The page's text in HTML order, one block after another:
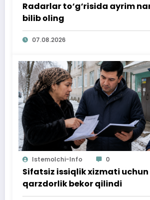
Radarlar to‘g‘risida ayrim
bilib oling
07.08.2026
Istemolchi-Info 0
Sifatsiz issiqlik xizmati uchun
qarzdorlik bekor qilindi